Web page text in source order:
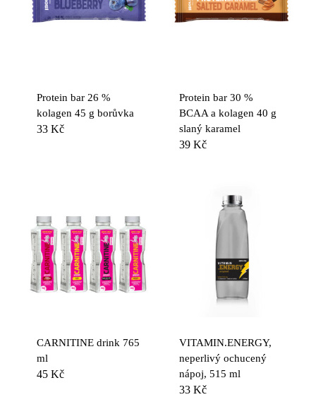
Protein bar 26 %
kolagen 45 g borůvka
33 Kč
Protein bar 30 %
BCAA a kolagen 40 g
slaný karamel
39 Kč
CARNITINE drink 765
ml
45 Kč
VITAMIN.ENERGY,
neperlivý ochucený
nápoj, 515 ml
33 Kč